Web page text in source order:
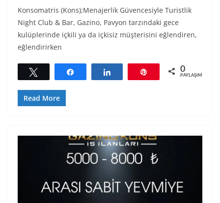
Konsomatris (Kons);Menajerlik Güvencesiyle Turistlik
Night Club & Bar, Gazino, Pavyon tarzındaki gece
kulüplerinde içkili ya da içkisiz müşterisini eğlendiren,
eğlendirirken
Tweetle 0
PAYLAŞIMLAR
Read More